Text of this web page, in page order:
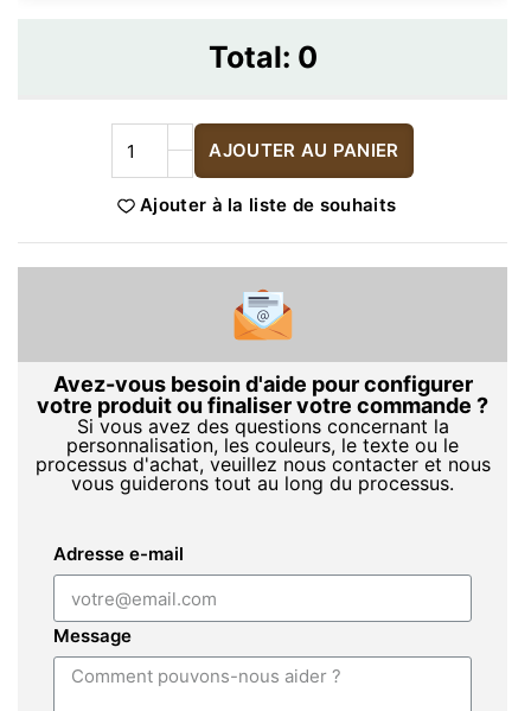
Total: 0
AJOUTER AU PANIER
Ajouter à la liste de souhaits
Avez-vous besoin d'aide pour configurer
votre produit ou finaliser votre commande ?
Si vous avez des questions concernant la
personnalisation, les couleurs, le texte ou le
processus d'achat, veuillez nous contacter et nous
vous guiderons tout au long du processus.
Adresse e-mail
Message